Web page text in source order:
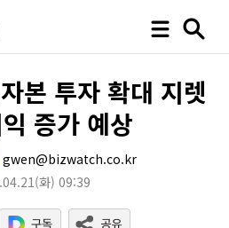
본 투자 확대 지렛
증가 예상
gwen@bizwatch.co.kr
(화) 09:39